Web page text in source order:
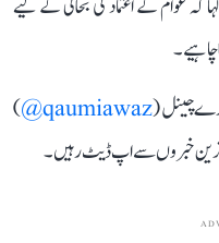
عوام کے اعتماد کی بحالی کے لیے
چاہیے۔
چینل (qaumiawaz@
)
ترین خبروں سے اپ ڈیٹ رہیں۔